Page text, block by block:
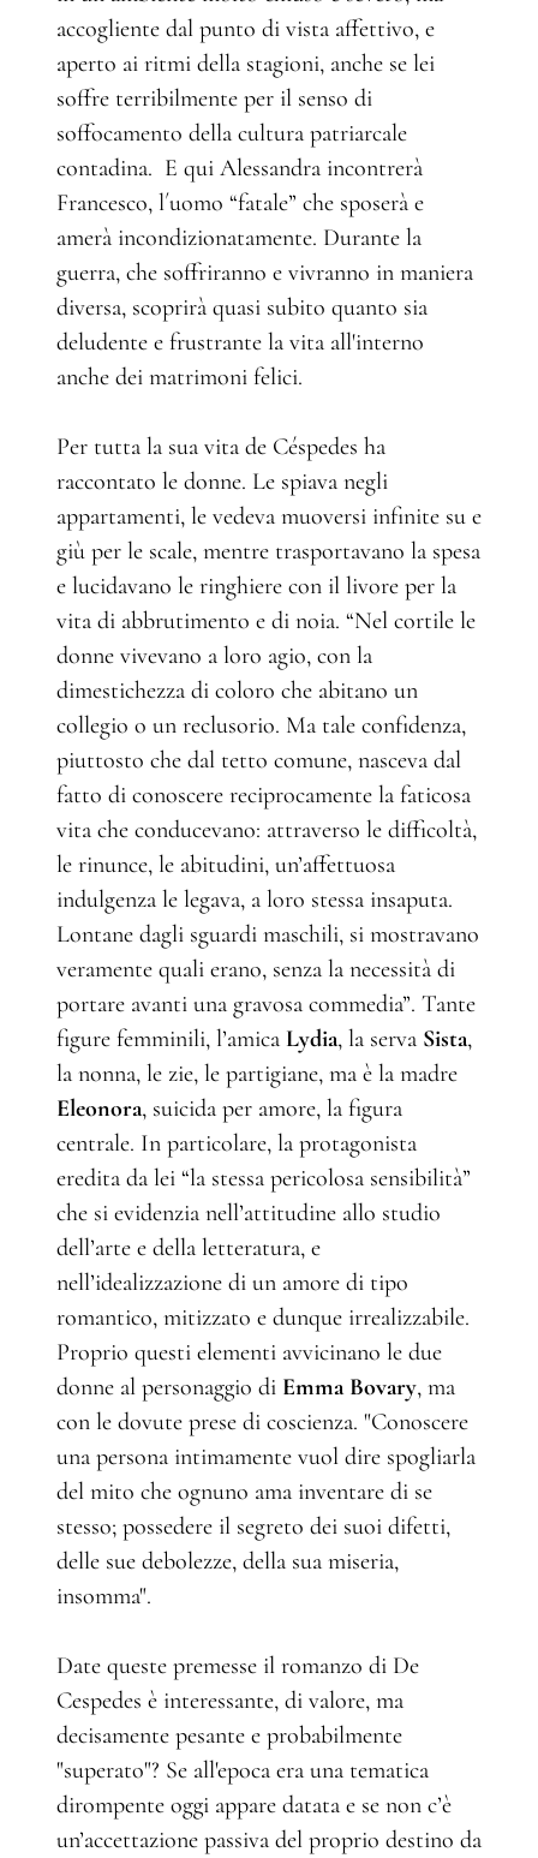
accogliente dal punto di vista affettivo, e
aperto ai ritmi della stagioni, anche se lei
soffre terribilmente per il senso di
soffocamento della cultura patriarcale
contadina. E qui Alessandra incontrerà
Francesco, l´uomo “fatale” che sposerà e
amerà incondizionatamente. Durante la
guerra, che soffriranno e vivranno in maniera
diversa, scoprirà quasi subito quanto sia
deludente e frustrante la vita all'interno
anche dei matrimoni felici.
Per tutta la sua vita de Céspedes ha
raccontato le donne. Le spiava negli
appartamenti, le vedeva muoversi infinite su e
giù per le scale, mentre trasportavano la spesa
e lucidavano le ringhiere con il livore per la
vita di abbrutimento e di noia. “Nel cortile le
donne vivevano a loro agio, con la
dimestichezza di coloro che abitano un
collegio o un reclusorio. Ma tale confidenza,
piuttosto che dal tetto comune, nasceva dal
fatto di conoscere reciprocamente la faticosa
vita che conducevano: attraverso le difficoltà,
le rinunce, le abitudini, un’affettuosa
indulgenza le legava, a loro stessa insaputa.
Lontane dagli sguardi maschili, si mostravano
veramente quali erano, senza la necessità di
portare avanti una gravosa commedia”. Tante
figure femminili, l’amica Lydia, la serva Sista,
la nonna, le zie, le partigiane, ma è la madre
Eleonora, suicida per amore, la figura
centrale. In particolare, la protagonista
eredita da lei “la stessa pericolosa sensibilità”
che si evidenzia nell’attitudine allo studio
dell’arte e della letteratura, e
nell’idealizzazione di un amore di tipo
romantico, mitizzato e dunque irrealizzabile.
Proprio questi elementi avvicinano le due
donne al personaggio di Emma Bovary, ma
con le dovute prese di coscienza. "Conoscere
una persona intimamente vuol dire spogliarla
del mito che ognuno ama inventare di se
stesso; possedere il segreto dei suoi difetti,
delle sue debolezze, della sua miseria,
insomma".
Date queste premesse il romanzo di De
Cespedes è interessante, di valore, ma
decisamente pesante e probabilmente
"superato"? Se all'epoca era una tematica
dirompente oggi appare datata e se non c’è
un’accettazione passiva del proprio destino da